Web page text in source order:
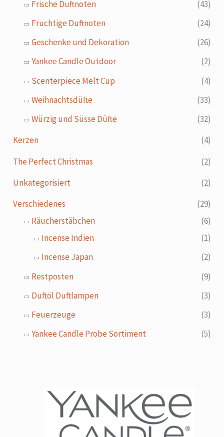
Frische Duftnoten
(43)
Fruchtige Duftnoten
(24)
Geschenke und Dekoration
(26)
Yankee Candle Outdoor
(2)
Scenterpiece Melt Cup
(4)
Weihnachtsdüfte
(33)
Würzig und Süsse Düfte
(32)
Kerzen
(4)
The Perfect Christmas
(2)
Unkategorisiert
(2)
Verschiedenes
(29)
Räucherstäbchen
(6)
Incense Indien
(1)
Incense Japan
(2)
Restposten
(9)
Duftöl Duftlampen
(3)
Feuerzeuge
(3)
Yankee Candle Probe Sortiment
(5)